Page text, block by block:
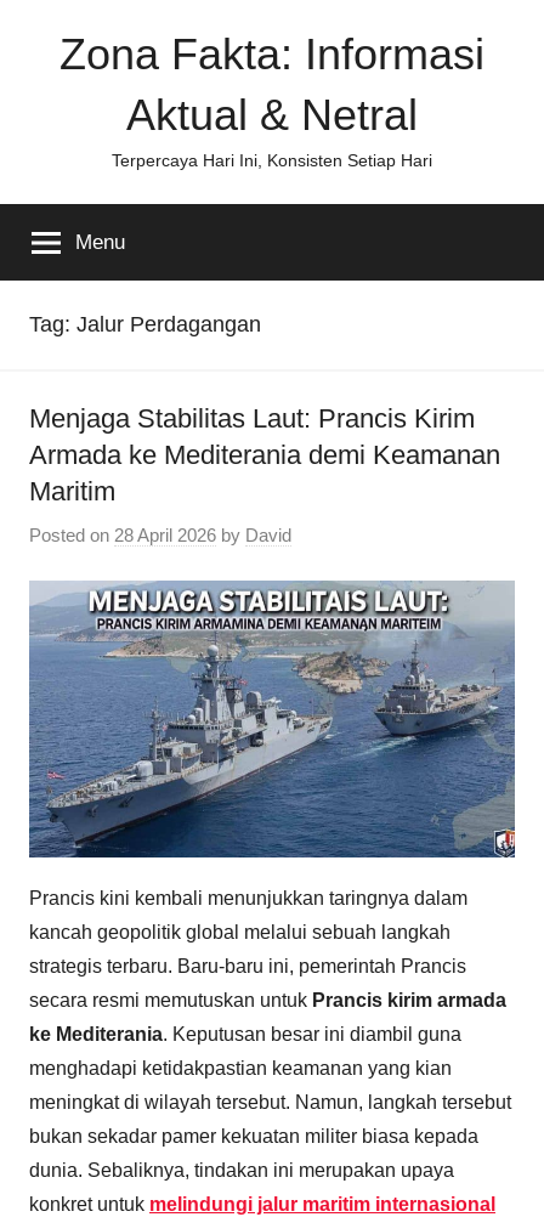
Zona Fakta: Informasi
Aktual & Netral
Terpercaya Hari Ini, Konsisten Setiap Hari
Menu
Tag: Jalur Perdagangan
Menjaga Stabilitas Laut: Prancis Kirim
Armada ke Mediterania demi Keamanan
Maritim
Posted on 28 April 2026 by David
Prancis kini kembali menunjukkan taringnya dalam
kancah geopolitik global melalui sebuah langkah
strategis terbaru. Baru-baru ini, pemerintah Prancis
secara resmi memutuskan untuk Prancis kirim armada
ke Mediterania. Keputusan besar ini diambil guna
menghadapi ketidakpastian keamanan yang kian
meningkat di wilayah tersebut. Namun, langkah tersebut
bukan sekadar pamer kekuatan militer biasa kepada
dunia. Sebaliknya, tindakan ini merupakan upaya
konkret untuk melindungi jalur maritim internasional